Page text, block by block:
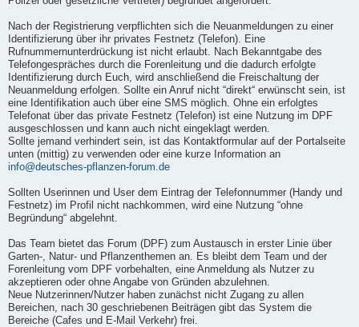
Nach der Registrierung verpflichten sich die Neuanmeldungen zu einer
Identifizierung über ihr privates Festnetz (Telefon). Eine
Rufnummernunterdrückung ist nicht erlaubt. Nach Bekanntgabe des
Telefongespräches durch die Forenleitung und die dadurch erfolgte
Identifizierung durch Euch, wird anschließend die Freischaltung der
Neuanmeldung erfolgen. Sollte ein Anruf nicht “direkt“ erwünscht sein, ist
eine Identifikation auch über eine SMS möglich. Ohne ein erfolgtes
Telefonat über das private Festnetz (Telefon) ist eine Nutzung im DPF
ausgeschlossen und kann auch nicht eingeklagt werden.
Sollte jemand verhindert sein, ist das Kontaktformular auf der Portalseite
unten (mittig) zu verwenden oder eine kurze Information an
info@deutsches-pflanzen-forum.de
Sollten Userinnen und User dem Eintrag der Telefonnummer (Handy und
Festnetz) im Profil nicht nachkommen, wird eine Nutzung “ohne
Begründung“ abgelehnt.
Das Team bietet das Forum (DPF) zum Austausch in erster Linie über
Garten-, Natur- und Pflanzenthemen an. Es bleibt dem Team und der
Forenleitung vom DPF vorbehalten, eine Anmeldung als Nutzer zu
akzeptieren oder ohne Angabe von Gründen abzulehnen.
Neue Nutzerinnen/Nutzer haben zunächst nicht Zugang zu allen
Bereichen, nach 30 geschriebenen Beiträgen gibt das System die
Bereiche (Cafes und E-Mail Verkehr) frei.